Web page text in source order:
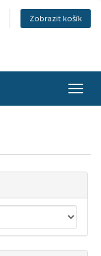
Zobrazit košík